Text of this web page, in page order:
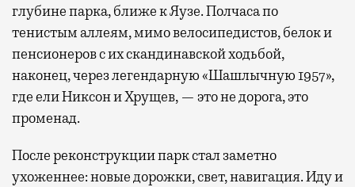
глубине парка, ближе к Яузе. Полчаса по
тенистым аллеям, мимо велосипедистов, белок и
пенсионеров с их скандинавской ходьбой,
наконец, через легендарную «Шашлычную 1957»,
где ели Никсон и Хрущев, — это не дорога, это
променад.
После реконструкции парк стал заметно
ухоженнее: новые дорожки, свет, навигация. Иду и